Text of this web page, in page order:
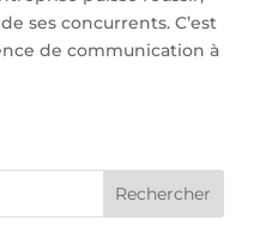
ses concurrents. C’est
de communication à